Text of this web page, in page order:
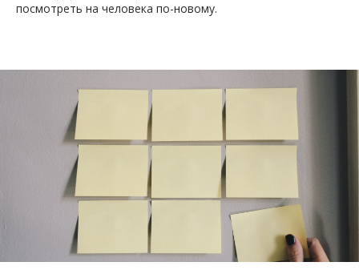
посмотреть на человека по-новому.